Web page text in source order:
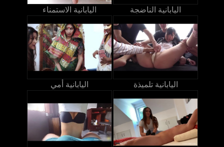
اليابانية الاستمناء اليابانية الناضجة
اليابانية أمي اليابانية تلميذة